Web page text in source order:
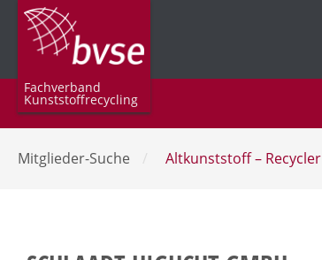
Fachverband
Kunststoffrecycling
Mitglieder-Suche / Altkunststoff – Recycler